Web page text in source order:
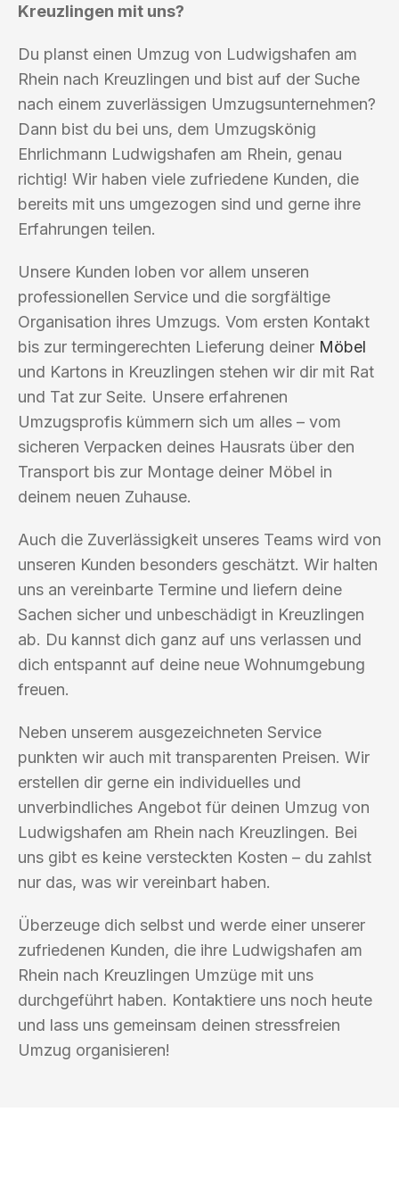
Kreuzlingen mit uns?
Du planst einen Umzug von Ludwigshafen am
Rhein nach Kreuzlingen und bist auf der Suche
nach einem zuverlässigen Umzugsunternehmen?
Dann bist du bei uns, dem Umzugskönig
Ehrlichmann Ludwigshafen am Rhein, genau
richtig! Wir haben viele zufriedene Kunden, die
bereits mit uns umgezogen sind und gerne ihre
Erfahrungen teilen.
Unsere Kunden loben vor allem unseren
professionellen Service und die sorgfältige
Organisation ihres Umzugs. Vom ersten Kontakt
bis zur termingerechten Lieferung deiner Möbel
und Kartons in Kreuzlingen stehen wir dir mit Rat
und Tat zur Seite. Unsere erfahrenen
Umzugsprofis kümmern sich um alles – vom
sicheren Verpacken deines Hausrats über den
Transport bis zur Montage deiner Möbel in
deinem neuen Zuhause.
Auch die Zuverlässigkeit unseres Teams wird von
unseren Kunden besonders geschätzt. Wir halten
uns an vereinbarte Termine und liefern deine
Sachen sicher und unbeschädigt in Kreuzlingen
ab. Du kannst dich ganz auf uns verlassen und
dich entspannt auf deine neue Wohnumgebung
freuen.
Neben unserem ausgezeichneten Service
punkten wir auch mit transparenten Preisen. Wir
erstellen dir gerne ein individuelles und
unverbindliches Angebot für deinen Umzug von
Ludwigshafen am Rhein nach Kreuzlingen. Bei
uns gibt es keine versteckten Kosten – du zahlst
nur das, was wir vereinbart haben.
Überzeuge dich selbst und werde einer unserer
zufriedenen Kunden, die ihre Ludwigshafen am
Rhein nach Kreuzlingen Umzüge mit uns
durchgeführt haben. Kontaktiere uns noch heute
und lass uns gemeinsam deinen stressfreien
Umzug organisieren!